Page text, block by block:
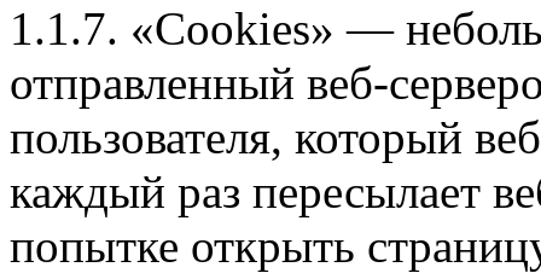
1.1.7. «Cookies» —
отправленный веб-
пользователя, который
каждый раз пересылает
попытке открыть